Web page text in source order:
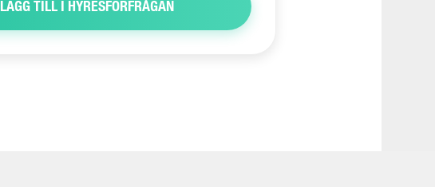
LÄGG TILL I HYRESFÖRFRÅGAN